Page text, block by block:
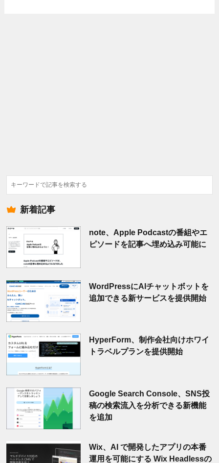
検
索
新着記事
note、Apple Podcastの番組やエ
ピソードを記事へ埋め込み可能に
WordPressにAIチャットボットを
追加できる新サービスを提供開始
HyperForm、制作会社向けホワイ
トラベルプランを提供開始
Google Search Console、SNS投
稿の検索流入を分析できる新機能
を追加
Wix、AI で開発したアプリの本番
運用を可能にする Wix Headlessの